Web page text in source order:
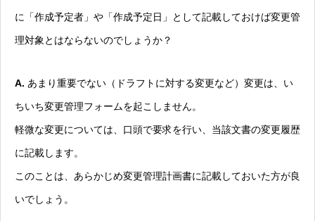
に「作成予定者」や「作成予定日」として記載しておけば変更管
理対象とはならないのでしょうか？
A. あまり重要でない（ドラフトに対する変更など）変更は、い
ちいち変更管理フォームを起こしません。
軽微な変更については、口頭で要求を行い、当該文書の変更履歴
に記載します。
このことは、あらかじめ変更管理計画書に記載しておいた方が良
いでしょう。